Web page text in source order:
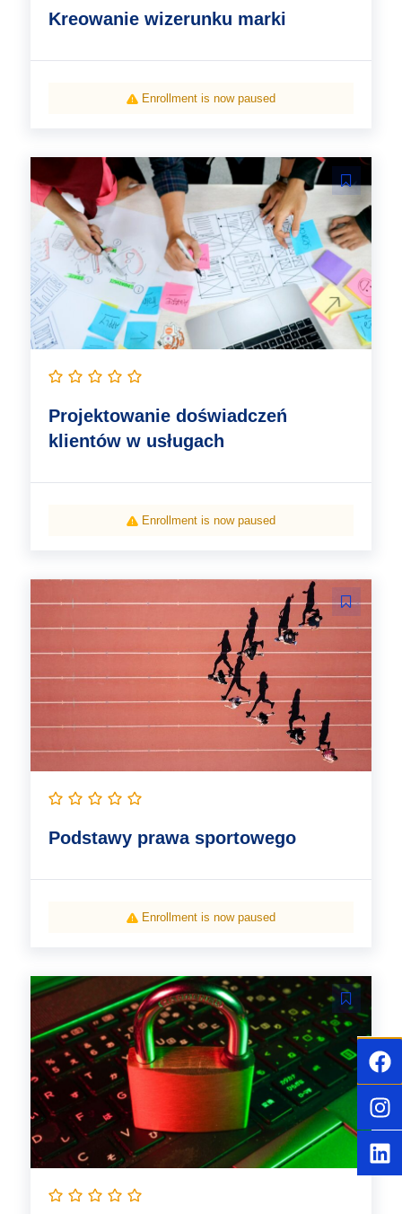
Kreowanie wizerunku marki
Enrollment is now paused
Projektowanie doświadczeń
klientów w usługach
Enrollment is now paused
Podstawy prawa sportowego
Enrollment is now paused